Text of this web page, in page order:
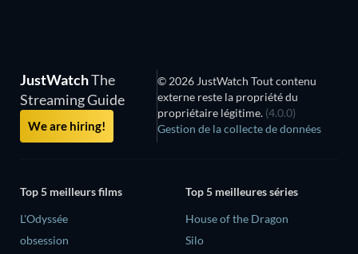
JustWatchThe
Streaming Guide
We are hiring!
© 2026 JustWatch Tout contenu
externe reste la propriété du
propriétaire légitime. (4.0.0)
Gestion de la collecte de données
Top 5 meilleurs films
L'Odyssée
obsession
Top 5 meilleures séries
House of the Dragon
Silo